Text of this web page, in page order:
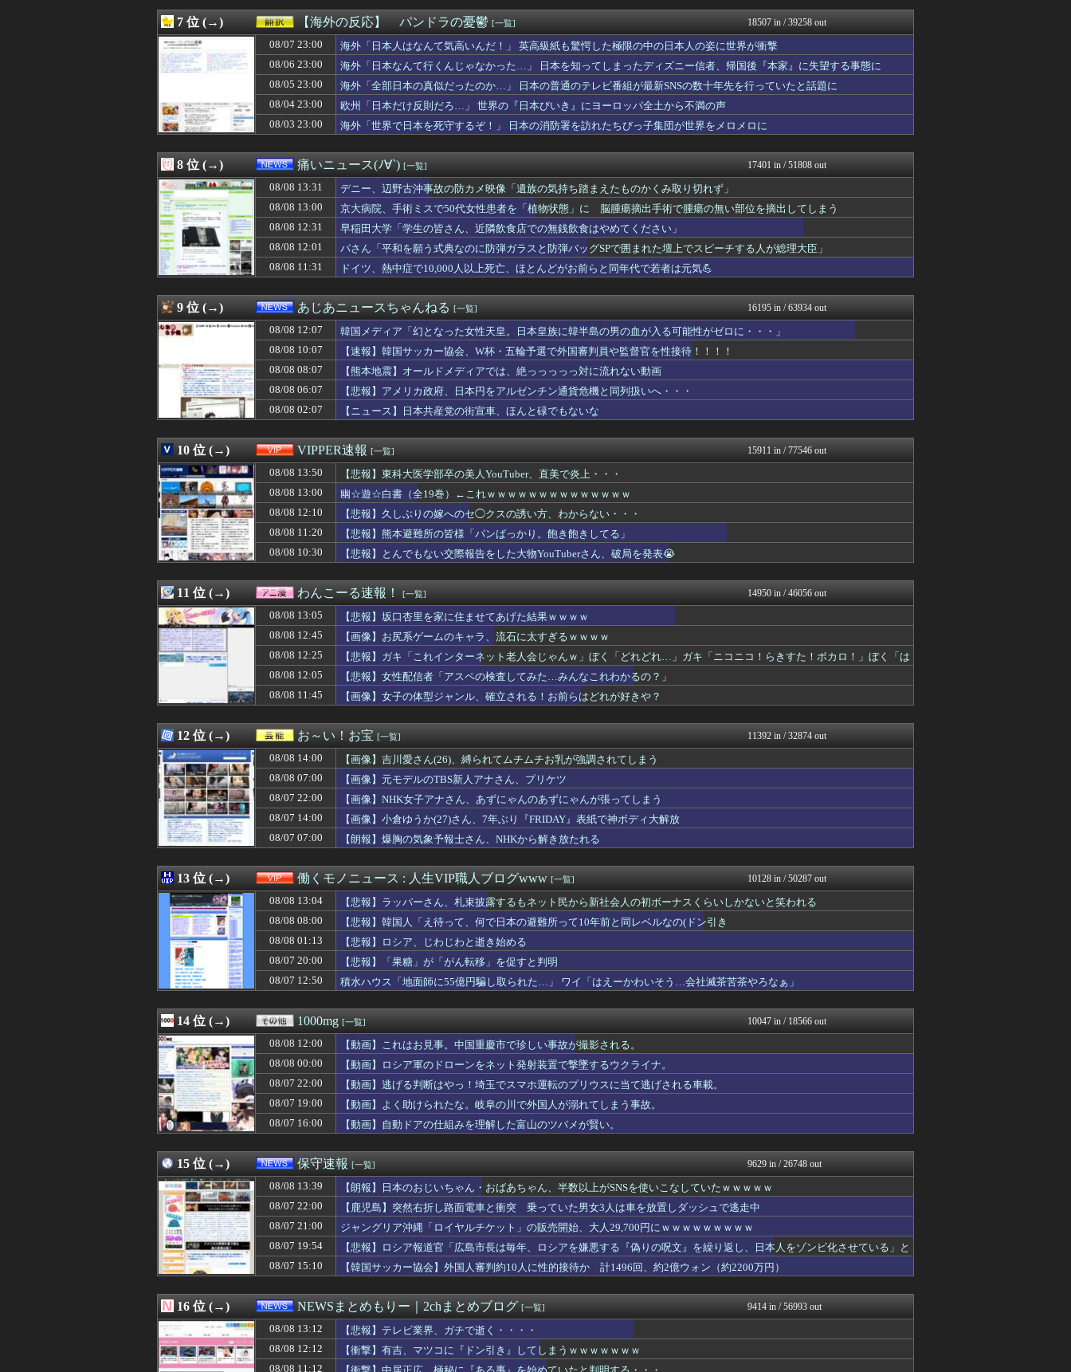
08/08 13:14
【琵琶湖三市同時花火大会】花火大会は本当に開催されるのか…ＨＰで観覧券販売も消...
資格ちゃんねる
08/08 13:12
【悲報】テレビ業界、ガチで逝く・・・・
08/08 13:12
夫の不倫で離婚確定へ。だが夫が離婚するならお前の貯金1800万円を財産分与しろ...
浮気ちゃんねる
08/08 13:11
ドジャース・スコット、2アウト満塁のピンチでアレナドを空振り三振！！！！！！！...
なんじぇいスタジアム＠なん...
08/08 13:10
ドイツ空港のウクライナ輸送機に自爆ドローン接近、見つけた空港職員が蹴り落とす…...
軍事・ミリタリー速報☆彡
【画像】最上級白人さん、あまりにも美しすぎるｗｗｗｗｗｗｗｗｗｗｗｗ
なんJミュージアム
08/08 13:10
【速報】日本赤十字社、韓国に超希少血液Jr(a-)を提供「韓国内では適合する血...
08/08 13:09
【悲報】クレしん映画、再び暗黒期に突入してしまう
ぶる速-VIP
08/08 13:09
【埼玉】憂国の士、河合ゆうすけ市議、 埼玉県知事選に立候補表明
コノユビニュース｜みんなの...
08/08 13:06
婚活サイトで見つけた美人な19歳がバツイチで子供2人だった。マジメな男と出会え...
修羅場ライフ速報
08/08 13:05
【胸糞】北海道江別大学生殺人事件、主犯格の川口被告(19)に無期懲役の判決
08/08 13:05
『ドラクエ』で一番有能なキャラを思い浮かべてみてください
08/08 13:05
【画像】爆乳美女さん、とんでもないお乳で映画館へ行ってしまうｗｗｗｗｗｗ
女子アナお宝画像速報－5c...
08/08 13:05
【悲報】坂口杏里を家に住ませてあげた結果ｗｗｗｗ
わんこーる速報！
08/08 13:05
正直、三笘と久保と南野がいたらブラジルに勝ててた件ｗｗｗｗｗｗｗｗｗ
08/08 13:04
【悲報】ラッパーさん、札束披露するもネット民から新社会人の初ボーナスくらいしか...
働くモノニュース : 人生...
08/08 13:03
【悲報】結婚式の衣装合わせに向かった夫婦「何度も何度も追突され…何が目的か本当...
watch＠２ちゃんねる
08/08 13:03
頼んでもいないのに新車で家まで送ると言ってきた彼が曲がり始めてからウインカーを...
修羅の華-家庭・生活まとめ
08/08 13:03
【悲報】ちいかわ、どんどんモモンガに不穏な空気が漂い始める
Zチャンネル＠VIP
08/08 13:02
【悲報】ポケポケ、1年で1600万人が引退・・・
mutyunのゲーム+αブ...
08/08 13:02
【画像】久保πボインボイン
いたしん！
4年生になってから、色々問題が出て来てる娘。私も毎日怒鳴り続けるのに疲れて体調...
幽☆遊☆白書（全19巻）←これｗｗｗｗｗｗｗｗｗｗｗｗｗｗ
VIPPER速報
08/08 13:00
俺はパラリーガル（弁護士のサポート業務）だ。彼女「犯罪者の弁護の補佐もしてるの...
08/08 13:00
【ネタバレ注意】『スパイダーマンBND』、あのシーン実は過去作のセルフカバーだ...
08/08 13:00
サッカー経験者の彼女が本田圭佑を嫌いすぎる。試合を見ながら『子供達にも悪影響！...
渡る世間はキチばかり - ...
08/08 13:00
小１の息子がお友達の家の玄関でおしっこしちゃった。子供のしたことなのに相手の親...
すまいる(^-^)ぶろぐ
08/08 13:00
【ラブライブ！】【画像】く´━━`ゝく´━━`ゝ【蓮ノ空】
コンテンツ・声優 | ラブ...
08/08 13:00
【朗報】ヒカキンなんと「実質200万円以上の支援物資」を寄付してしまう
投資ちゃんねる
08/08 13:00
【画像】コメ 損切り加速ｗｗｗｗｗｗｗｗｗ
08/08 13:00
【FF14】最適化対応後のSwitch2版の蘇生によるロード時間、一部のPCよ...
08/08 13:00
西川貴教アニキ、ミュージックステーションで”魅惑のマーメイド達と限界突破”して...
オレ的ゲーム速報＠刃
08/08 13:00
【文科省】女性研究者支援に補助、１大学に年間５０００万円…出産・子育と両立でき...
08/08 13:00
財源なき減税、揺らぐ信認 積極財政に「日本売り」危機 高市政権「悲願」に固執
08/08 13:00
【イギリス】両親がイギリス生まれでない人【ポーランドボール】
ポーランドボール 翻訳
08/08 13:00
岩本蓮加ちゃんのオヘソ、大変なことになってるって...
乃木通 乃木坂46櫻坂46...
08/08 13:00
『Destiny Unchain Online』TVアニメ化決定！！！！
デジタルニューススレッド
08/08 13:00
【胸糞】他人の学歴を「〇〇大の分際でｗ」と煽る自称・超高学歴のK⇒暴露された『...
修羅場まとめ速報
08/08 13:00
【艦これ】もちもちーの本気 他
08/08 13:00
京大病院、手術ミスで50代女性患者を「植物状態」に 脳腫瘍摘出手術で腫瘍の無い...
08/08 13:00
韓国人「投票用紙不足問題、責任を痛感し深く謝罪」→「不正選挙だ！再選挙しろ！」
韓国ニュース反応まとめ
08/08 13:00
京大病院、脳腫瘍手術で前代未聞の医療ミス。患者は植物状態に...
キニ速
【閲覧注意】村に降りてきた熊、2人を殺すも、怒り狂う100人の村人に囲まれこう...
【画像】まんさん、ぶち切れ「電車内でこういうポジのおじ、ガチでイラネ」
08/08 13:00
サザエさん世界の夫「妻が昼食代500円しかくれない…この弁当屋、500円で売っ...
カンダタ速報
08/08 12:57
実父の葬儀とコトメの結婚式が同じ日になってしまった→トメ「うちの人間なのに実家...
鬼女まとめ速報 -修羅場・...
08/08 12:57
片親育ちの結婚について
衝撃体験！アンビリバボー｜...
08/08 12:57
妻「うちの夫に手を出したでしょ！」営業女性「違います！」→会社中を巻き込む大騒...
08/08 12:56
「靴のヒラキ」がグランフロント大阪にて夏休みこどもワークショップを開催！親子で...
08/08 12:55
村上宗隆の第25号豪快ソロホームランにMLBファン騒然！←「次は大事な場面で打...
海外さんいらっしゃい 海外...
08/08 12:55
東大調査「外国人受け入れ反対」大幅増 若い世代で多く [8/8]
国難にあってもの申す！！
08/08 12:52
後輩記者に歩道橋近くで呼び止められた元毎日新聞記者、「元毎日と名乗ってSNSで...
08/08 12:50
ドイツ、猛暑による死者が9600人に
08/08 12:50
AmazonのアツさMax！心も踊る「マンガ毎週末セール（50%還元）」2日目...
かせまと！
08/08 12:47
とにかく細いのがよいという時代は変わると思いますか？
鬼女まとめ速報 -修羅場・...
08/08 12:47
会話を覚えない旦那
衝撃体験！アンビリバボー｜...
08/08 12:47
【衝撃】映画ちいかわのこのシーンを「領域展開」と呼んでいる・・・・・
スマブラ屋さん | スマブ...
08/08 12:47
漫画ゲームアニメで史上最低の後付けってなに？
08/08 12:45
【朗報】声優、なんかAIに勝ちそう。「声も「人格の象徴」明記、法務省」
アニゲー速報
08/08 12:45
【画像】お尻系ゲームのキャラ、流石に太すぎるｗｗｗｗ
わんこーる速報！
08/08 12:45
【規格外】実在する歴史上の人物で「こいつチートだろ…」と思った奴あげてけ
08/08 12:42
大谷翔平、6回1アウト満塁の勝ち越しのチャンスで併殺打…
なんじぇいスタジアム＠なん...
08/08 12:42
【新台】山佐「LモンキーターンRED」特報映像公開！王道から挑戦へ
パチンコ・パチスロ.com
08/08 12:40
【画像】ロリコン大好き部、ワイのフォルダが火を噴くぜ🍄💦
キニ速
08/08 12:40
基本料が６万以上するので泣く泣く９割が転園。残ったのは若ママの子供たちだけ・・...
修羅ママ速報
08/08 12:40
チケット確認にすら応じずCAたちを突き飛ばした中国人22人を搭乗拒否。タイの航...
にゅーすアルー！
08/08 12:40
【速報】韓国サッカー協会『すでに時効だ』、外国人審判らへ性的接待疑惑→ロンドン...
08/08 12:39
この人セコいと思った瞬間
08/08 12:39
酷いことをされた、言われた人に謝罪されて許せますか？
衝撃体験！アンビリバボー｜...
08/08 12:39
私「お父さん優しそうだね」彼「俺とそっくりだよ」→携帯ショップで見せた態度に言...
鬼女はみた -修羅場・恋愛...
08/08 12:38
【悲報】池袋パパ活刺殺事件、26歳の女性被告に懲役6年「司法の女割」批判が紛糾...
08/08 12:35
【画像】安心系JCが作った林間カレーｗｗｗｗｗｗｗｗｗｗｗｗｗｗｗｗｗｗｗｗｗ...
08/08 12:35
シカホワ村上、特大25号ホームラン！！！
ツバメ速報＠ヤクルトスワロ...
08/08 12:35
【BLUE☆LIGHT SERIES 2026】きゃりーぱみゅぱみゅさんが出演... ベイスターズNEWS
7 位 (→) 【海外の反応】 パンドラの憂鬱 [一覧] 18507 in / 39258 out
08/07 23:00
海外「日本人はなんて気高いんだ！」 英高級紙も驚愕した極限の中の日本人の姿に世界が衝撃
08/06 23:00
海外「日本なんて行くんじゃなかった…」 日本を知ってしまったディズニー信者、帰国後『本家』に失望する事態に
08/05 23:00
海外「全部日本の真似だったのか…」 日本の普通のテレビ番組が最新SNSの数十年先を行っていたと話題に
08/04 23:00
欧州「日本だけ反則だろ…」 世界の『日本びいき』にヨーロッパ全土から不満の声
08/03 23:00
海外「世界で日本を死守するぞ！」 日本の消防署を訪れたちびっ子集団が世界をメロメロに
8 位 (→) 痛いニュース(ﾉ∀`) [一覧] 17401 in / 51808 out
08/08 13:31
デニー、辺野古沖事故の防カメ映像「遺族の気持ち踏まえたものかくみ取り切れず」
08/08 13:00
京大病院、手術ミスで50代女性患者を「植物状態」に 脳腫瘍摘出手術で腫瘍の無い部位を摘出してしまう
08/08 12:31
早稲田大学「学生の皆さん、近隣飲食店での無銭飲食はやめてください」
08/08 12:01
パさん「平和を願う式典なのに防弾ガラスと防弾バッグSPで囲まれた壇上でスピーチする人が総理大臣」
08/08 11:31
ドイツ、熱中症で10,000人以上死亡、ほとんどがお前らと同年代で若者は元気💪
9 位 (→) あじあニュースちゃんねる [一覧] 16195 in / 63934 out
08/08 12:07
韓国メディア「幻となった女性天皇。日本皇族に韓半島の男の血が入る可能性がゼロに・・・」
08/08 10:07
【速報】韓国サッカー協会、W杯・五輪予選で外国審判員や監督官を性接待！！！！
08/08 08:07
【熊本地震】オールドメディアでは、絶っっっっっ対に流れない動画
08/08 06:07
【悲報】アメリカ政府、日本円をアルゼンチン通貨危機と同列扱いへ・・・
08/08 02:07
【ニュース】日本共産党の街宣車、ほんと碌でもないな
10 位 (→) VIPPER速報 [一覧] 15911 in / 77546 out
08/08 13:50
【悲報】東科大医学部卒の美人YouTuber、直美で炎上・・・
08/08 13:00
幽☆遊☆白書（全19巻）←これｗｗｗｗｗｗｗｗｗｗｗｗｗｗ
08/08 12:10
【悲報】久しぶりの嫁へのセ◯クスの誘い方、わからない・・・
08/08 11:20
【悲報】熊本避難所の皆様「パンばっかり。飽き飽きしてる」
08/08 10:30
【悲報】とんでもない交際報告をした大物YouTuberさん、破局を発表😭
11 位 (→) わんこーる速報！ [一覧] 14950 in / 46056 out
08/08 13:05
【悲報】坂口杏里を家に住ませてあげた結果ｗｗｗｗ
08/08 12:45
【画像】お尻系ゲームのキャラ、流石に太すぎるｗｗｗｗ
08/08 12:25
【悲報】ガキ「これインターネット老人会じゃんｗ」ぼく「どれどれ…」ガキ「ニコニコ！らきすた！ボカロ！」ぼく「は
ぁ…」
08/08 12:05
【悲報】女性配信者「アスペの検査してみた…みんなこれわかるの？」
08/08 11:45
【画像】女子の体型ジャンル、確立される！お前らはどれが好きや？
12 位 (→) お～い！お宝 [一覧] 11392 in / 32874 out
08/08 14:00
【画像】吉川愛さん(26)、縛られてムチムチお乳が強調されてしまう
08/08 07:00
【画像】元モデルのTBS新人アナさん、プリケツ
08/07 22:00
【画像】NHK女子アナさん、あずにゃんのあずにゃんが張ってしまう
08/07 14:00
【画像】小倉ゆうか(27)さん、7年ぶり『FRIDAY』表紙で神ボディ大解放
08/07 07:00
【朗報】爆胸の気象予報士さん、NHKから解き放たれる
13 位 (→) 働くモノニュース : 人生VIP職人ブログwww [一覧] 10128 in / 50287 out
08/08 13:04
【悲報】ラッパーさん、札束披露するもネット民から新社会人の初ボーナスくらいしかないと笑われる
08/08 08:00
【悲報】韓国人「え待って、何で日本の避難所って10年前と同レベルなの(ドン引き
08/08 01:13
【悲報】ロシア、じわじわと逝き始める
08/07 20:00
【悲報】「果糖」が「がん転移」を促すと判明
08/07 12:50
積水ハウス「地面師に55億円騙し取られた…」 ワイ「はえーかわいそう…会社滅茶苦茶やろなぁ」
14 位 (→) 1000mg [一覧] 10047 in / 18566 out
08/08 12:00
【動画】これはお見事。中国重慶市で珍しい事故が撮影される。
08/08 00:00
【動画】ロシア軍のドローンをネット発射装置で撃墜するウクライナ。
08/07 22:00
【動画】逃げる判断はやっ！埼玉でスマホ運転のプリウスに当て逃げされる車載。
08/07 19:00
【動画】よく助けられたな。岐阜の川で外国人が溺れてしまう事故。
08/07 16:00
【動画】自動ドアの仕組みを理解した富山のツバメが賢い。
15 位 (→) 保守速報 [一覧] 9629 in / 26748 out
08/08 13:39
【朗報】日本のおじいちゃん・おばあちゃん、半数以上がSNSを使いこなしていたｗｗｗｗｗ
08/07 22:00
【鹿児島】突然右折し路面電車と衝突 乗っていた男女3人は車を放置しダッシュで逃走中
08/07 21:00
ジャングリア沖縄「ロイヤルチケット」の販売開始、大人29,700円にｗｗｗｗｗｗｗｗｗ
08/07 19:54
【悲報】ロシア報道官「広島市長は毎年、ロシアを嫌悪する『偽りの呪文』を繰り返し、日本人をゾンビ化させている」と
主張
08/07 15:10 【韓国サッカー協会】外国人審判約10人に性的接待か 計1496回、約2億ウォン（約2200万円）
16 位 (→) NEWSまとめもりー｜2chまとめブログ [一覧] 9414 in / 56993 out
08/08 13:12
【悲報】テレビ業界、ガチで逝く・・・・
08/08 12:12
【衝撃】有吉、マツコに『ドン引き』してしまうｗｗｗｗｗｗｗ
08/08 11:12